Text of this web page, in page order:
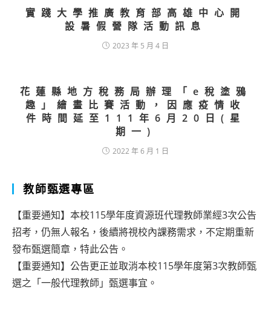
實踐大學推廣教育部高雄中心開
設暑假營隊活動訊息
2023 年 5 月 4 日
花蓮縣地方稅務局辦理「e稅塗鴉
趣」繪畫比賽活動，因應疫情收
件時間延至111年6月20日(星
期一)
2022 年 6 月 1 日
教師甄選專區
【重要通知】本校115學年度資源班代理教師業經3次公告
招考，仍無人報名，後續將視校內課務需求，不定期重新
發布甄選簡章，特此公告。
【重要通知】公告更正並取消本校115學年度第3次教師甄
選之「一般代理教師」甄選事宜。